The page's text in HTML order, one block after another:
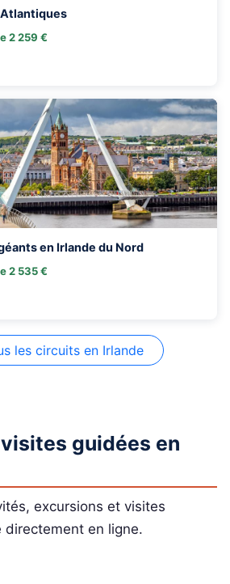
2 259 €
en Irlande du Nord
2 535 €
les circuits en Irlande
guidées en
excursions et visites
directement en ligne.